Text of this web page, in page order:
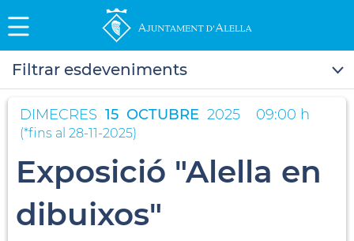
Filtrar esdeveniments
DIMECRES 15 OCTUBRE 2025 09:00 h
(*fins al 28-11-2025)
Exposició "Alella en
dibuixos"